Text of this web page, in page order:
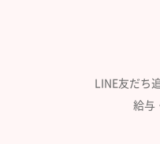
LINE友だち
給与